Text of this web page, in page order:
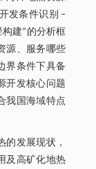
发条件识别 ‒
建”的分析框
源、服务哪些
界条件下具备
开发核心问题
我国海域特点
发展现状，
及高矿化地热